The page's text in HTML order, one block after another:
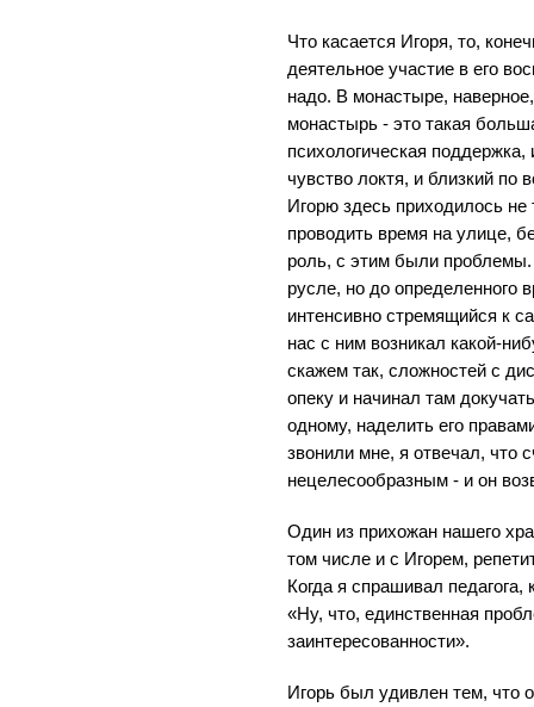
Что касается Игоря, то,
деятельное участие в его
надо. В монастыре,
монастырь - это такая
психологическая поддержка,
чувство локтя, и близкий по
Игорю здесь приходилось не
проводить время на улице,
роль, с этим были
русле, но до определенного
интенсивно стремящийся к
нас с ним возникал какой-
скажем так, сложностей с
опеку и начинал там
одному, наделить его
звонили мне, я отвечал, что
нецелесообразным - и он
Один из прихожан нашего
том числе и с Игорем,
Когда я спрашивал
«Ну, что, единственная
заинтересованности».
Игорь был удивлен тем, что